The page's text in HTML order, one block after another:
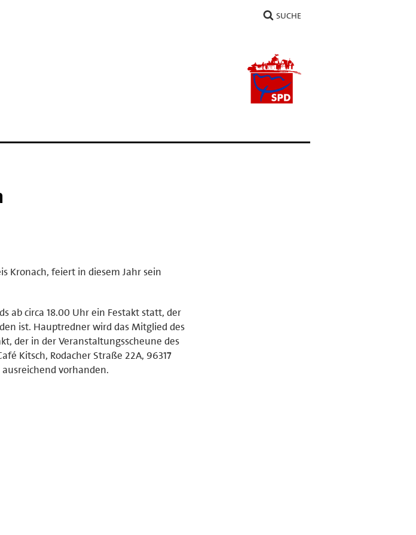
SUCHE
Kronach, feiert in diesem Jahr sein
ab circa 18.00 Uhr ein Festakt statt, der
ist. Hauptredner wird das Mitglied des
der in der Veranstaltungsscheune des
Kitsch, Rodacher Straße 22A, 96317
vorhanden.